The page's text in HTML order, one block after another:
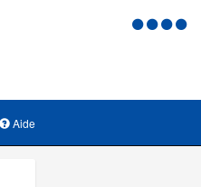
Menu
Aide